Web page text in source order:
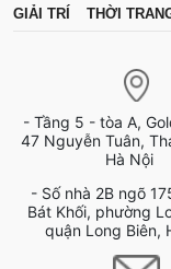
GIẢI TRÍ THỜI
- Tầng 5 - tòa A,
47 Nguyễn Tuân,
Hà Nội
- Số nhà 2B ngõ
Bát Khối, phường
quận Long Biên,